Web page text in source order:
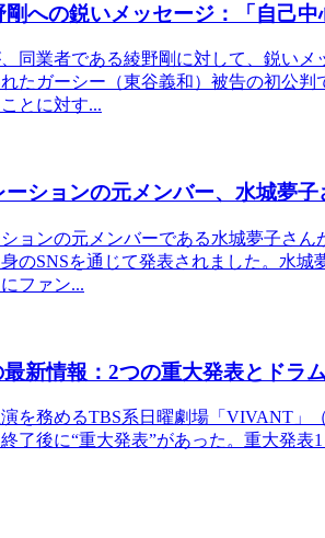
への鋭いメッセージ：「自己中
同業者である綾野剛に対して、鋭い
たガーシー（東谷義和）被告の初公
とに対す...
ションの元メンバー、水城夢
ョンの元メンバーである水城夢子さ
のSNSを通じて発表されました。水
ファン...
最新情報：2つの重大発表とドラ
を務めるTBS系日曜劇場「VIVANT」
了後に“重大発表”があった。重大発